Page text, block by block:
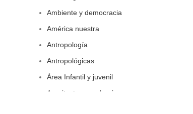
Ambiente y democracia
América nuestra
Antropología
Antropológicas
Área Infantil y juvenil
Arquitectura y urbanismo